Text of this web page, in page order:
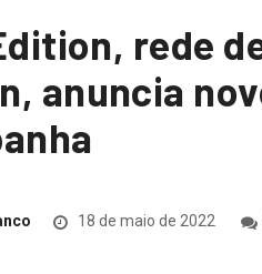
rede
anuncia
18 de maio de 2022